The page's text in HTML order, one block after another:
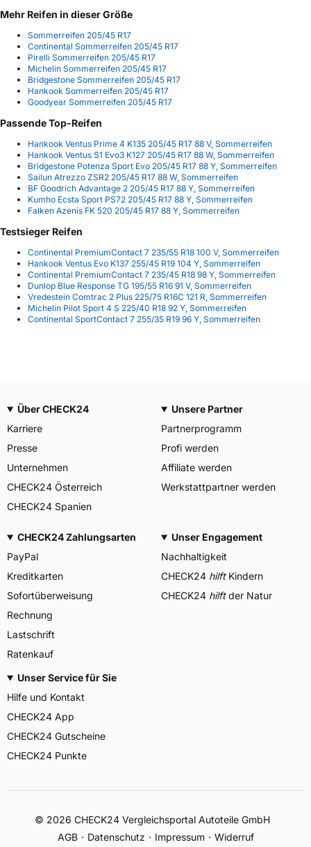
Mehr Reifen in dieser Größe
Sommerreifen 205/45 R17
Continental Sommerreifen 205/45 R17
Pirelli Sommerreifen 205/45 R17
Michelin Sommerreifen 205/45 R17
Bridgestone Sommerreifen 205/45 R17
Hankook Sommerreifen 205/45 R17
Goodyear Sommerreifen 205/45 R17
Passende Top-Reifen
Hankook Ventus Prime 4 K135 205/45 R17 88 V, Sommerreifen
Hankook Ventus S1 Evo3 K127 205/45 R17 88 W, Sommerreifen
Bridgestone Potenza Sport Evo 205/45 R17 88 Y, Sommerreifen
Sailun Atrezzo ZSR2 205/45 R17 88 W, Sommerreifen
BF Goodrich Advantage 2 205/45 R17 88 Y, Sommerreifen
Kumho Ecsta Sport PS72 205/45 R17 88 Y, Sommerreifen
Falken Azenis FK 520 205/45 R17 88 Y, Sommerreifen
Testsieger Reifen
Continental PremiumContact 7 235/55 R18 100 V, Sommerreifen
Hankook Ventus Evo K137 255/45 R19 104 Y, Sommerreifen
Continental PremiumContact 7 235/45 R18 98 Y, Sommerreifen
Dunlop Blue Response TG 195/55 R16 91 V, Sommerreifen
Vredestein Comtrac 2 Plus 225/75 R16C 121 R, Sommerreifen
Michelin Pilot Sport 4 S 225/40 R18 92 Y, Sommerreifen
Continental SportContact 7 255/35 R19 96 Y, Sommerreifen
Über CHECK24
Karriere
Presse
Unternehmen
CHECK24 Österreich
CHECK24 Spanien
Unsere Partner
Partnerprogramm
Profi werden
Affiliate werden
Werkstattpartner werden
CHECK24 Zahlungsarten
PayPal
Kreditkarten
Sofortüberweisung
Rechnung
Lastschrift
Ratenkauf
Unser Engagement
Nachhaltigkeit
CHECK24 hilftKindern
CHECK24 hilftder Natur
Unser Service für Sie
Hilfe und Kontakt
CHECK24 App
CHECK24 Gutscheine
CHECK24 Punkte
© 2026 CHECK24 Vergleichsportal Autoteile GmbH
AGB
Datenschutz Impressum Widerruf